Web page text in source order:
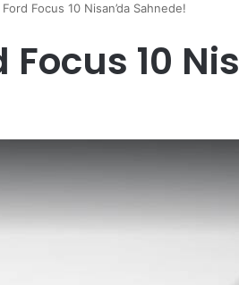
Focus 10 Nisan’da Sahnede!
Focus 10